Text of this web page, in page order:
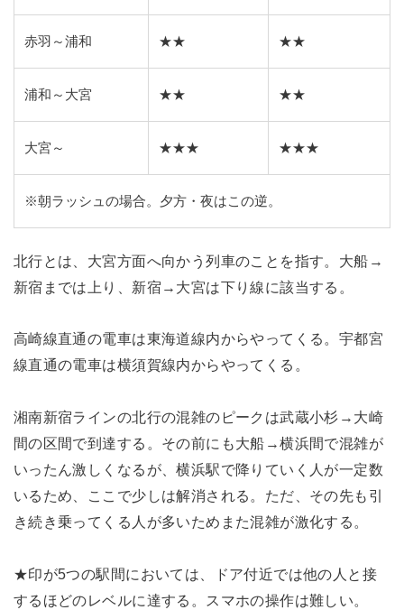
赤羽～浦和 ★★ ★★
浦和～大宮 ★★ ★★
大宮～ ★★★ ★★★
※朝ラッシュの場合。夕方・夜はこの逆。
北行とは、大宮方面へ向かう列車のことを指す。大船→
新宿までは上り、新宿→大宮は下り線に該当する。
高崎線直通の電車は東海道線内からやってくる。宇都宮
線直通の電車は横須賀線内からやってくる。
湘南新宿ラインの北行の混雑のピークは武蔵小杉→大崎
間の区間で到達する。その前にも大船→横浜間で混雑が
いったん激しくなるが、横浜駅で降りていく人が一定数
いるため、ここで少しは解消される。ただ、その先も引
き続き乗ってくる人が多いためまた混雑が激化する。
★印が5つの駅間においては、ドア付近では他の人と接
するほどのレベルに達する。スマホの操作は難しい。